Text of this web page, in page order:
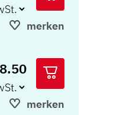
merken
merken